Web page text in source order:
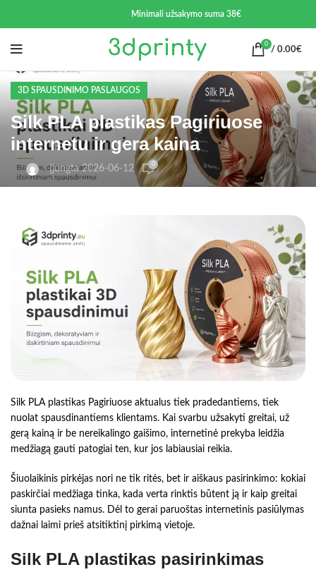
Minimali užsakymo suma 38€
0
/ 0.00€
3D SPAUSDINIMO PASLAUGOS
Silk PLA plastikas Pagiriuose
internetu ir gera kaina
Įjungta 2026-06-12 0
Silk PLA plastikas Pagiriuose aktualus tiek pradedantiems, tiek
nuolat spausdinantiems klientams. Kai svarbu užsakyti greitai, už
gerą kainą ir be nereikalingo gaišimo, internetinė prekyba leidžia
medžiagą gauti patogiai ten, kur jos labiausiai reikia.
Šiuolaikinis pirkėjas nori ne tik ritės, bet ir aiškaus pasirinkimo: kokiai
paskirčiai medžiaga tinka, kada verta rinktis būtent ją ir kaip greitai
siunta pasieks namus. Dėl to gerai paruoštas internetinis pasiūlymas
dažnai laimi prieš atsitiktinį pirkimą vietoje.
Silk PLA plastikas pasirinkimas